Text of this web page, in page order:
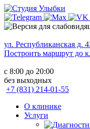
ул. Республиканская д.
Построить маршрут до
с 8:00 до 20:00
без выходных
+7 (831) 214-01-55
О клинике
Услуги